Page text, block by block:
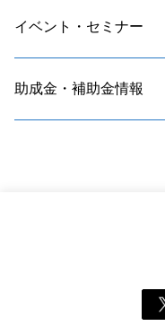
イベント・セミナー
助成金・補助金情報